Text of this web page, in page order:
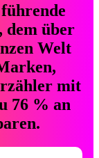
dem über
Welt
mit
76 % an